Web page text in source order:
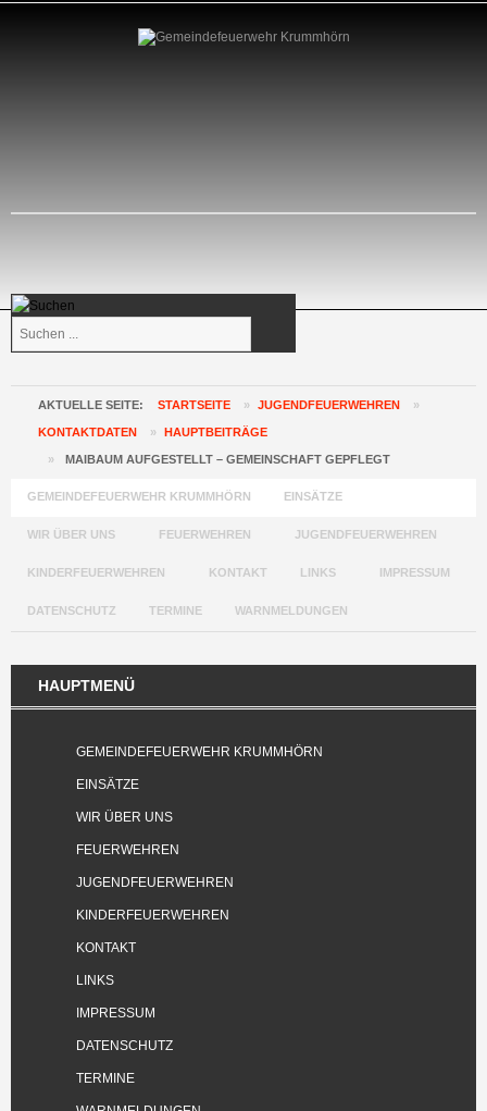
AKTUELLE SEITE: STARTSEITE » JUGENDFEUERWEHREN »
KONTAKTDATEN » HAUPTBEITRÄGE
» MAIBAUM AUFGESTELLT – GEMEINSCHAFT GEPFLEGT
GEMEINDEFEUERWEHR KRUMMHÖRN EINSÄTZE
WIR ÜBER UNS FEUERWEHREN JUGENDFEUERWEHREN
KINDERFEUERWEHREN KONTAKT LINKS IMPRESSUM
DATENSCHUTZ TERMINE WARNMELDUNGEN
HAUPTMENÜ
GEMEINDEFEUERWEHR KRUMMHÖRN
EINSÄTZE
WIR ÜBER UNS
FEUERWEHREN
JUGENDFEUERWEHREN
KINDERFEUERWEHREN
KONTAKT
LINKS
IMPRESSUM
DATENSCHUTZ
TERMINE